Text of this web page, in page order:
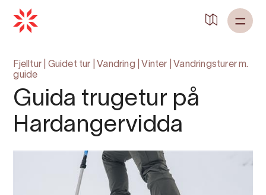
Fjelltur Guidet tur Vandring Vinter
Vandringsturer m.
guide
Guida trugetur på
Hardangervidda